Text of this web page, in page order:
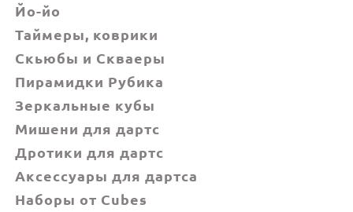
Йо-йо
Таймеры, коврики
Скьюбы и Скваеры
Пирамидки Рубика
Зеркальные кубы
Мишени для дартс
Дротики для дартс
Аксессуары для дартса
Наборы от Cubes